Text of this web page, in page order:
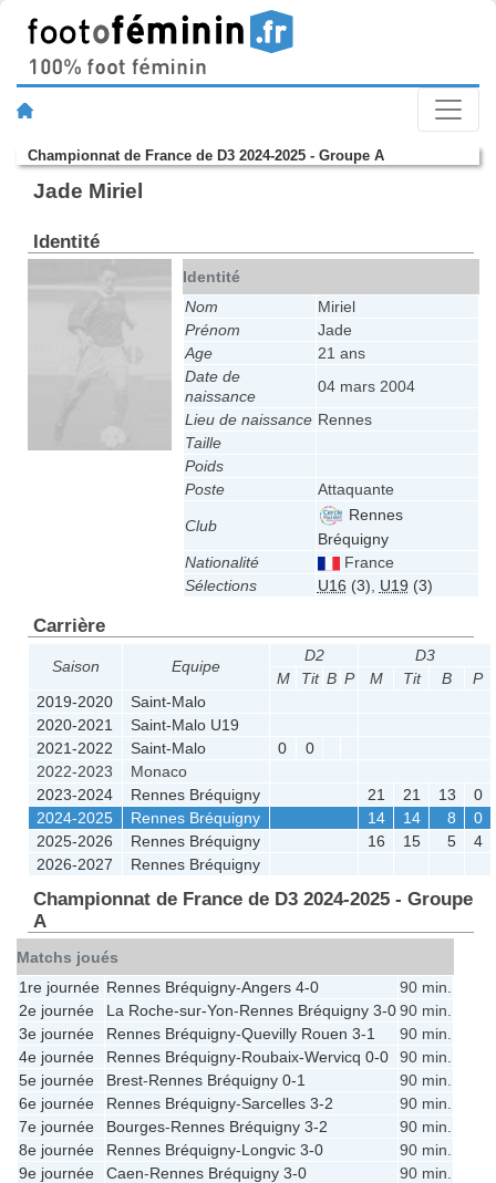
Championnat de France de D3 2024-2025 - Groupe A
Jade Miriel
Identité
Identité
Nom
Miriel
Prénom
Jade
Age
21 ans
Date de
naissance
04 mars 2004
Lieu de naissance Rennes
Taille
Poids
Poste
Attaquante
Club
Rennes
Bréquigny
Nationalité
France
Sélections
U16 (3), U19 (3)
Carrière
Saison Equipe
D2
D3
M
Tit B P M Tit B
P
2019-2020
Saint-Malo
2020-2021
Saint-Malo U19
2021-2022
Saint-Malo 0
0
2022-2023
Monaco
2023-2024
Rennes Bréquigny 21 21 13
0
2024-2025
Rennes Bréquigny 14 14 8
0
2025-2026
Rennes Bréquigny 16 15 5
4
2026-2027
Rennes Bréquigny
Championnat de France de D3 2024-2025 - Groupe
A
Matchs joués
1re journée Rennes Bréquigny-Angers 4-0
90 min.
2e journée
La Roche-sur-Yon-Rennes Bréquigny 3-090 min.
3e journée
Rennes Bréquigny-Quevilly Rouen 3-1
90 min.
4e journée
Rennes Bréquigny-Roubaix-Wervicq 0-0
90 min.
5e journée
Brest-Rennes Bréquigny 0-1
90 min.
6e journée
Rennes Bréquigny-Sarcelles 3-2
90 min.
7e journée
Bourges-Rennes Bréquigny 3-2
90 min.
8e journée
Rennes Bréquigny-Longvic 3-0
90 min.
9e journée
Caen-Rennes Bréquigny 3-0
90 min.